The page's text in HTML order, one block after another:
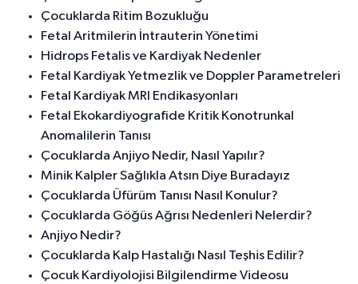
Çocuklarda Ritim Bozukluğu
Fetal Aritmilerin İntrauterin Yönetimi
Hidrops Fetalis ve Kardiyak Nedenler
Fetal Kardiyak Yetmezlik ve Doppler Parametreleri
Fetal Kardiyak MRI Endikasyonları
Fetal Ekokardiyografide Kritik Konotrunkal
Anomalilerin Tanısı
Çocuklarda Anjiyo Nedir, Nasıl Yapılır?
Minik Kalpler Sağlıkla Atsın Diye Buradayız
Çocuklarda Üfürüm Tanısı Nasıl Konulur?
Çocuklarda Göğüs Ağrısı Nedenleri Nelerdir?
Anjiyo Nedir?
Çocuklarda Kalp Hastalığı Nasıl Teşhis Edilir?
Çocuk Kardiyolojisi Bilgilendirme Videosu